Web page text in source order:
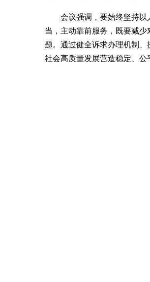
会议强调，要始终坚持以
当，主动靠前服务，既要减
题。通过健全诉求办理机制
社会高质量发展营造稳定、